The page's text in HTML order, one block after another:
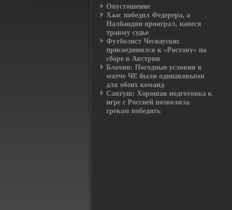
Опустошение
Хаас победил Федерера, а
Налбандян проиграл, нанеся
травму судье
Футболист Чеснаускис
присоединился к «Ростову» на
сборе в Австрии
Блохин: Погодные условия в
матче ЧЕ были одинаковыми
для обеих команд
Сантуш: Хорошая подготовка к
игре с Россией позволила
грекам победить